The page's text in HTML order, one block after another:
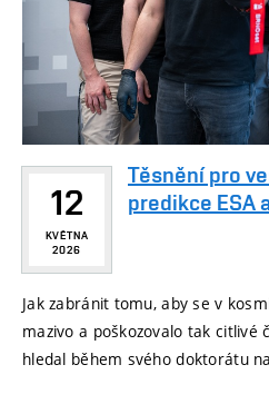
12
KVĚTNA
2026
Těsnění pro
predikce ESA
Jak zabránit tomu, aby se v
mazivo a poškozovalo tak citlivé
hledal během svého doktorátu